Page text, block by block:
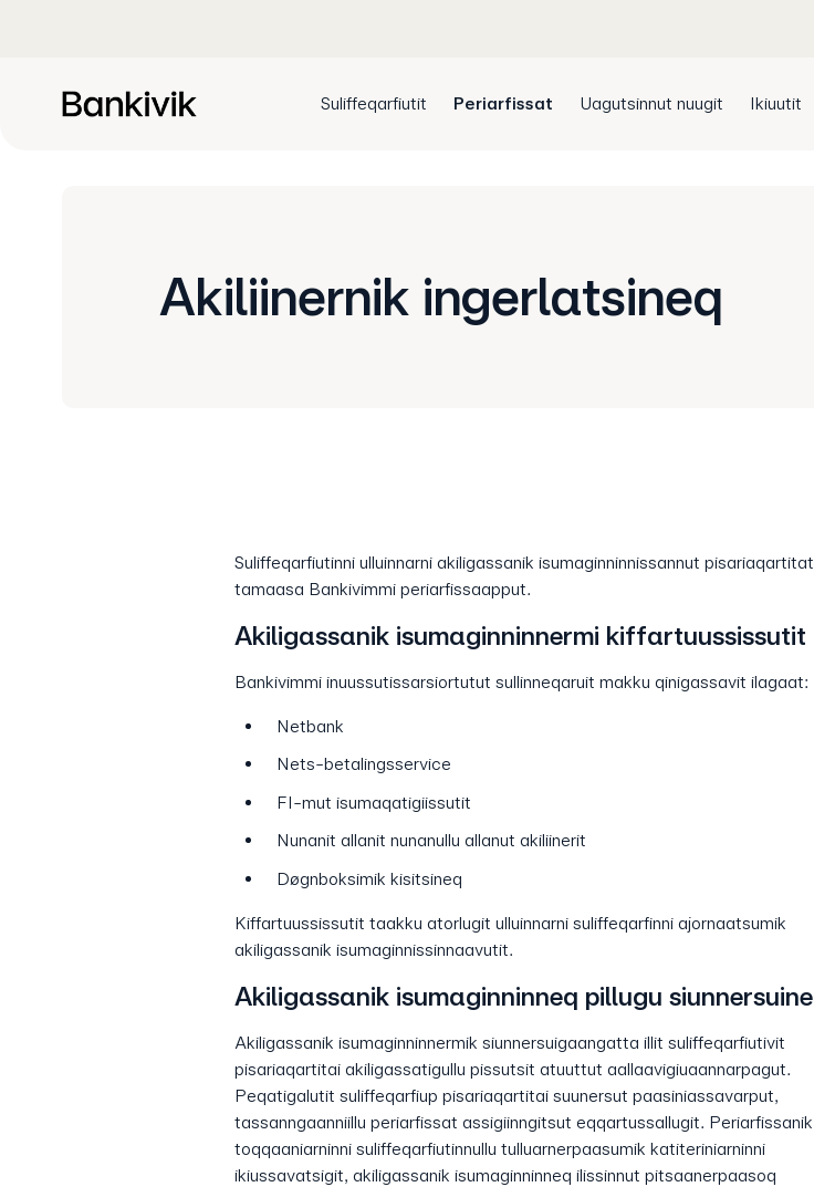
Suliffeqarfiutit Periarfissat Uagutsinnut nuugit Ikiuutit
Akiliinernik ingerlatsineq
Suliffeqarfiutinni ulluinnarni akiligassanik isumaginninnissannut
tamaasa Bankivimmi periarfissaapput.
Akiligassanik isumaginninnermi kiffartuussissutit
Bankivimmi inuussutissarsiortutut sullinneqaruit makku qinigassavit ilagaat:
Netbank
Nets-betalingsservice
FI-mut isumaqatigiissutit
Nunanit allanit nunanullu allanut akiliinerit
Døgnboksimik kisitsineq
Kiffartuussissutit taakku atorlugit ulluinnarni suliffeqarfinni ajornaatsumik
akiligassanik isumaginnissinnaavutit.
Akiligassanik isumaginninneq pillugu
Akiligassanik isumaginninnermik siunnersuigaangatta illit suliffeqarfiutivit
pisariaqartitai akiligassatigullu pissutsit atuuttut aallaavigiuaannarpagut.
Peqatigalutit suliffeqarfiup pisariaqartitai suunersut paasiniassavarput,
tassanngaanniillu periarfissat assigiinngitsut eqqartussallugit. Periarfissanik
toqqaaniarninni suliffeqarfiutinnullu tulluarnerpaasumik katiteriniarninni
ikiussavatsigit, akiligassanik isumaginninneq ilissinnut pitsaanerpaasoq